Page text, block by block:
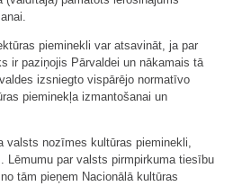
pieminekli var atsavināt, ja par
ir paziņojis Pārvaldei un nākamais tā
izsniegto vispārējo normatīvo
pieminekļa izmantošanai un
valsts nozīmes kultūras pieminekli,
Lēmumu par valsts pirmpirkuma tiesību
tām pieņem Nacionālā kultūras